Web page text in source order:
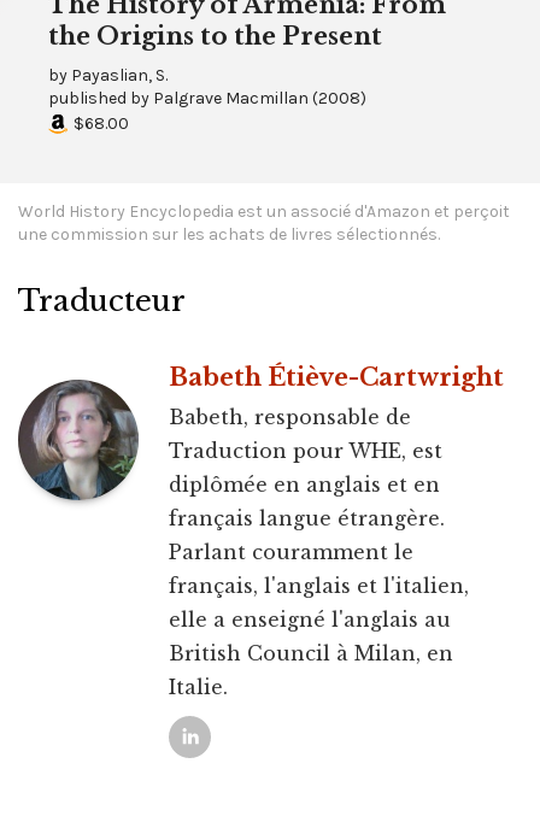
the Origins to the Present
by Payaslian, S.
published by Palgrave Macmillan (2008)
$68.00
World History Encyclopedia est un associé d'Amazon et perçoit
une commission sur les achats de livres sélectionnés.
Traducteur
Babeth Étiève-Cartwright
Babeth, responsable de
Traduction pour WHE, est
diplômée en anglais et en
français langue étrangère.
Parlant couramment le
français, l'anglais et l'italien,
elle a enseigné l'anglais au
British Council à Milan, en
Italie.